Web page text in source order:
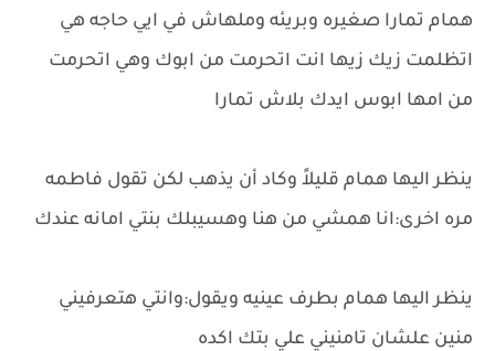
همام تمارا صغيره وبريئه وملهاش في ايي حاجه هي
اتظلمت زيك زيها انت اتحرمت من ابوك وهي اتحرمت
من امها ابوس ايدك بلاش تمارا
ينظر اليها همام قليلاً وكاد أن يذهب لكن تقول فاطمه
مره اخرى:انا همشي من هنا وهسيبلك بنتي امانه عندك
ينظر اليها همام بطرف عينيه ويقول:وانتي هتعرفيني
منين علشان تامنيني علي بتك اكده